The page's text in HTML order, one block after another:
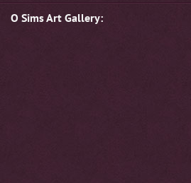
О Sims Art Gallery: